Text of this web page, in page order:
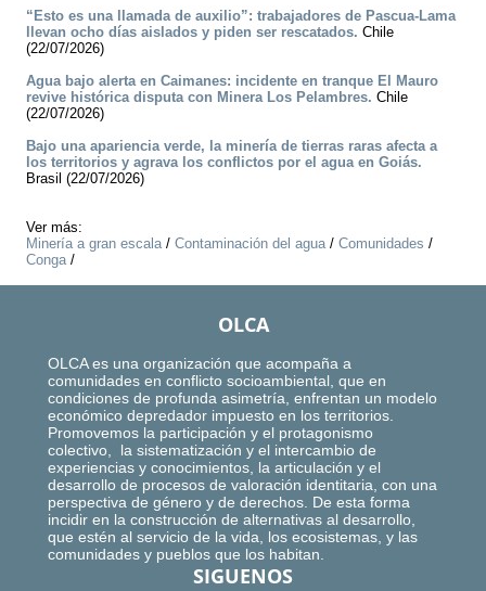
“Esto es una llamada de auxilio”: trabajadores de Pascua-Lama
llevan ocho días aislados y piden ser rescatados. Chile
(22/07/2026)
Agua bajo alerta en Caimanes: incidente en tranque El Mauro
revive histórica disputa con Minera Los Pelambres. Chile
(22/07/2026)
Bajo una apariencia verde, la minería de tierras raras afecta a
los territorios y agrava los conflictos por el agua en Goiás.
Brasil (22/07/2026)
Ver más:
Minería a gran escala/ Contaminación del agua/ Comunidades /
Conga/
OLCA
OLCA es una organización que acompaña a
comunidades en conflicto socioambiental, que en
condiciones de profunda asimetría, enfrentan un modelo
económico depredador impuesto en los territorios.
Promovemos la participación y el protagonismo
colectivo, la sistematización y el intercambio de
experiencias y conocimientos, la articulación y el
desarrollo de procesos de valoración identitaria, con una
perspectiva de género y de derechos. De esta forma
incidir en la construcción de alternativas al desarrollo,
que estén al servicio de la vida, los ecosistemas, y las
comunidades y pueblos que los habitan.
SIGUENOS